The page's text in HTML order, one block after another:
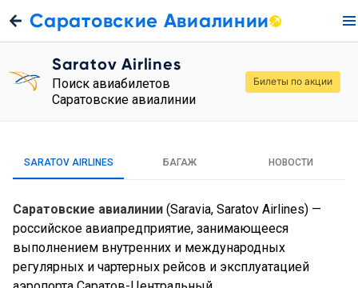
Саратовские Авиалинии
Saratov Airlines
Поиск авиабилетов
Саратовские авиалинии
Билеты по акции
SARATOV AIRLINES БАГАЖ НОВОСТИ
Саратовские авиалинии (Saravia, Saratov Airlines) —
российское авиапредприятие, занимающееся
выполнением внутренних и международных
регулярных и чартерных рейсов и эксплуатацией